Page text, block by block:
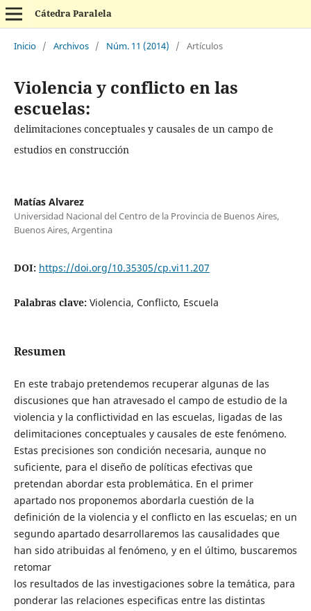
Cátedra Paralela
Inicio / Archivos / Núm. 11 (2014) / Artículos
Violencia y conflicto en las
escuelas:
delimitaciones conceptuales y causales de un campo de
estudios en construcción
Matías Alvarez
Universidad Nacional del Centro de la Provincia de Buenos Aires,
Buenos Aires, Argentina
DOI: https://doi.org/10.35305/cp.vi11.207
Palabras clave: Violencia, Conflicto, Escuela
Resumen
En este trabajo pretendemos recuperar algunas de las
discusiones que han atravesado el campo de estudio de la
violencia y la conflictividad en las escuelas, ligadas de las
delimitaciones conceptuales y causales de este fenómeno.
Estas precisiones son condición necesaria, aunque no
suficiente, para el diseño de políticas efectivas que
pretendan abordar esta problemática. En el primer
apartado nos proponemos abordarla cuestión de la
definición de la violencia y el conflicto en las escuelas; en un
segundo apartado desarrollaremos las causalidades que
han sido atribuidas al fenómeno, y en el último, buscaremos
retomar
los resultados de las investigaciones sobre la temática, para
ponderar las relaciones especificas entre las distintas